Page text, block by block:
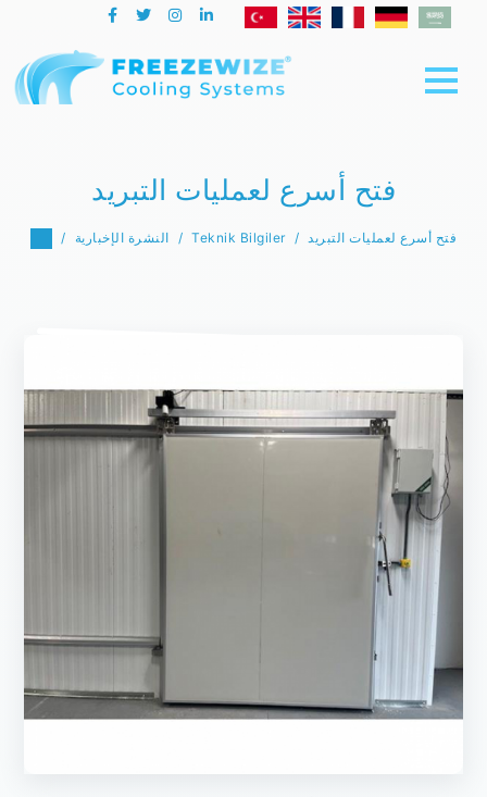
فتح أسرع لعمليات التبريد
النشرة الإخبارية Teknik Bilgiler فتح أسرع لعمليات التبريد